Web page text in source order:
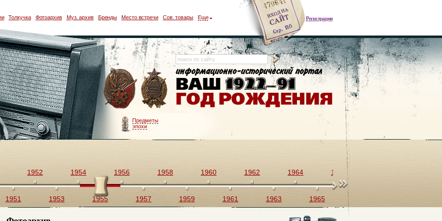
Регистрация
Толкучка Фотоархив Муз. архив Бренды Место встречи Сов. товары Еще
Предметы
эпохи
1951
1952
1953
1954
1955
1956
1957
1958
1959
1960
1961
1962
1963
1964
1965
1966